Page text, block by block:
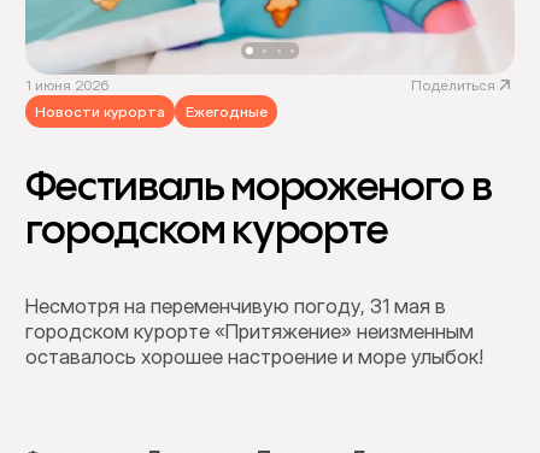
1 июня 2026
Поделиться
Новости курорта
Ежегодные
Фестиваль мороженого в
городском курорте
Несмотря на переменчивую погоду, 31 мая в
городском курорте «Притяжение» неизменным
оставалось хорошее настроение и море улыбок!